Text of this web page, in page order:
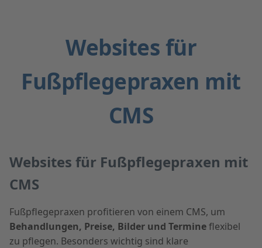
Websites für
Fußpflegepraxen mit
CMS
Websites für Fußpflegepraxen mit
CMS
Fußpflegepraxen profitieren von einem CMS, um
Behandlungen, Preise, Bilder und Termineflexibel
zu pflegen. Besonders wichtig sind klare